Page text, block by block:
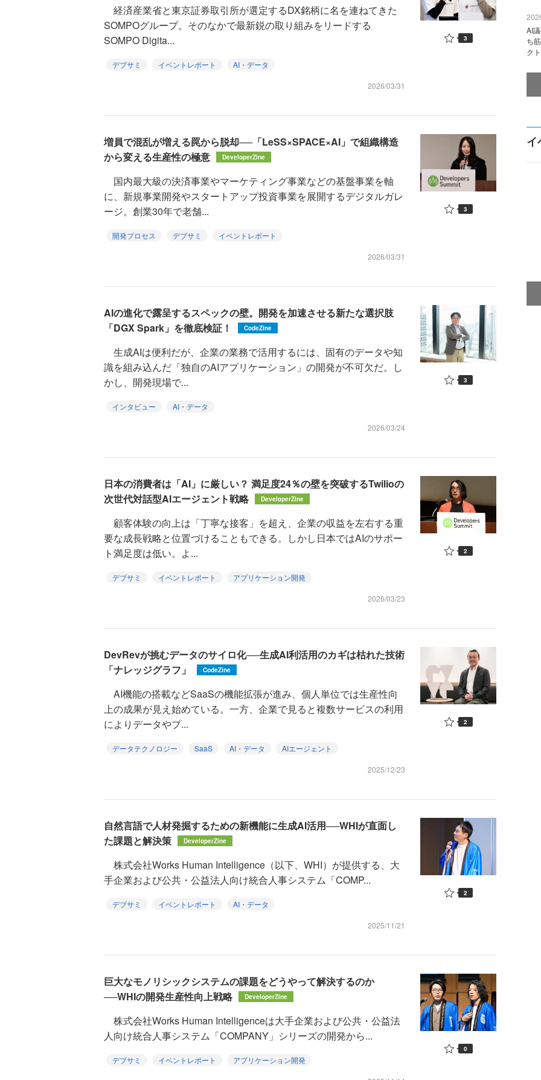
経済産業省と東京証券取引所が選定するDX銘柄に名を連ねてきた
SOMPOグループ。そのなかで最新鋭の取り組みをリードする
SOMPO Digita...
デブサミ イベントレポート AI・データ
2026/03/31
3
増員で混乱が増える罠から脱却──「LeSS×SPACE×AI」で組織構造
から変える生産性の極意
DeveloperZine
国内最大級の決済事業やマーケティング事業などの基盤事業を軸
に、新規事業開発やスタートアップ投資事業を展開するデジタルガレ
ージ。創業30年で老舗...
開発プロセス デブサミ イベントレポート
2026/03/31
3
AIの進化で露呈するスペックの壁。開発を加速させる新たな選択肢
「DGX Spark」を徹底検証！
CodeZine
生成AIは便利だが、企業の業務で活用するには、固有のデータや知
識を組み込んだ「独自のAIアプリケーション」の開発が不可欠だ。し
かし、開発現場で...
インタビュー AI・データ
2026/03/24
3
日本の消費者は「AI」に厳しい？ 満足度24％の壁を突破するTwilioの
次世代対話型AIエージェント戦略
DeveloperZine
顧客体験の向上は「丁寧な接客」を超え、企業の収益を左右する重
要な成長戦略と位置づけることもできる。しかし日本ではAIのサポー
ト満足度は低い。よ...
デブサミ イベントレポート アプリケーション開発
2026/03/23
2
DevRevが挑むデータのサイロ化──生成AI利活用のカギは枯れた技術
「ナレッジグラフ」
CodeZine
AI機能の搭載などSaaSの機能拡張が進み、個人単位では生産性向
上の成果が見え始めている。一方、企業で見ると複数サービスの利用
によりデータやプ...
データテクノロジー SaaS AI・データ AIエージェント
2025/12/23
2
自然言語で人材発掘するための新機能に生成AI活用──WHIが直面し
た課題と解決策
DeveloperZine
株式会社Works Human Intelligence（以下、WHI）が提供する、大
手企業および公共・公益法人向け統合人事システム「COMP...
デブサミ イベントレポート AI・データ
2025/11/21
2
巨大なモノリシックシステムの課題をどうやって解決するのか
──WHIの開発生産性向上戦略
DeveloperZine
株式会社Works Human Intelligenceは大手企業および公共・公益法
人向け統合人事システム「COMPANY」シリーズの開発から...
デブサミ イベントレポート アプリケーション開発
0
AI
ち
ク
イ